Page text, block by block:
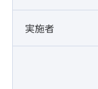
実施者